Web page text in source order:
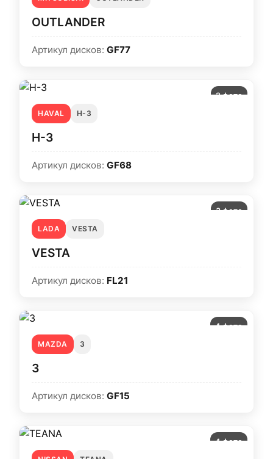
OUTLANDER
Артикул дисков: GF77
2 фото
HAVAL
H-3
H-3
Артикул дисков: GF68
3 фото
LADA
VESTA
VESTA
Артикул дисков: FL21
4 фото
MAZDA
3
3
Артикул дисков: GF15
4 фото